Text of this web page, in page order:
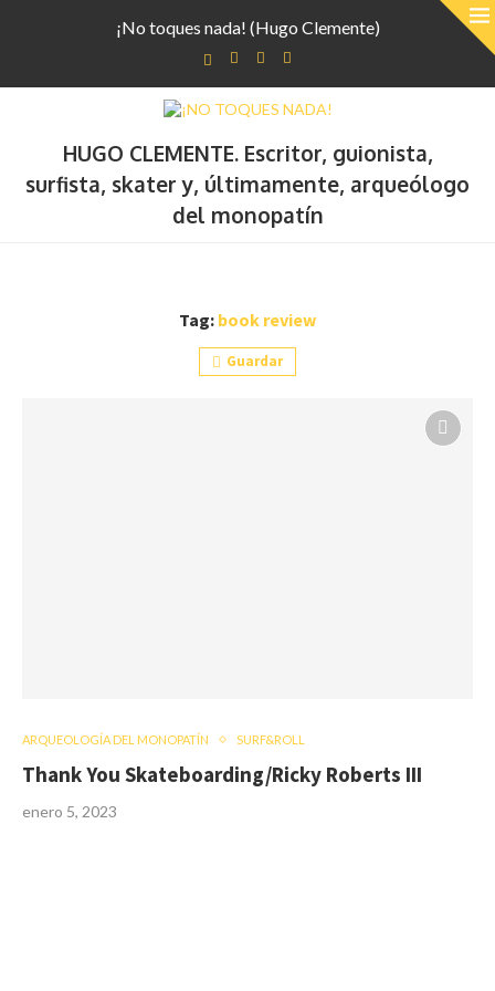
¡No toques nada! (Hugo Clemente)
HUGO CLEMENTE. Escritor, guionista,
surfista, skater y, últimamente, arqueólogo
del monopatín
Tag: book review
Guardar
ARQUEOLOGÍA DEL MONOPATÍN SURF&ROLL
Thank You Skateboarding/Ricky Roberts III
enero 5, 2023